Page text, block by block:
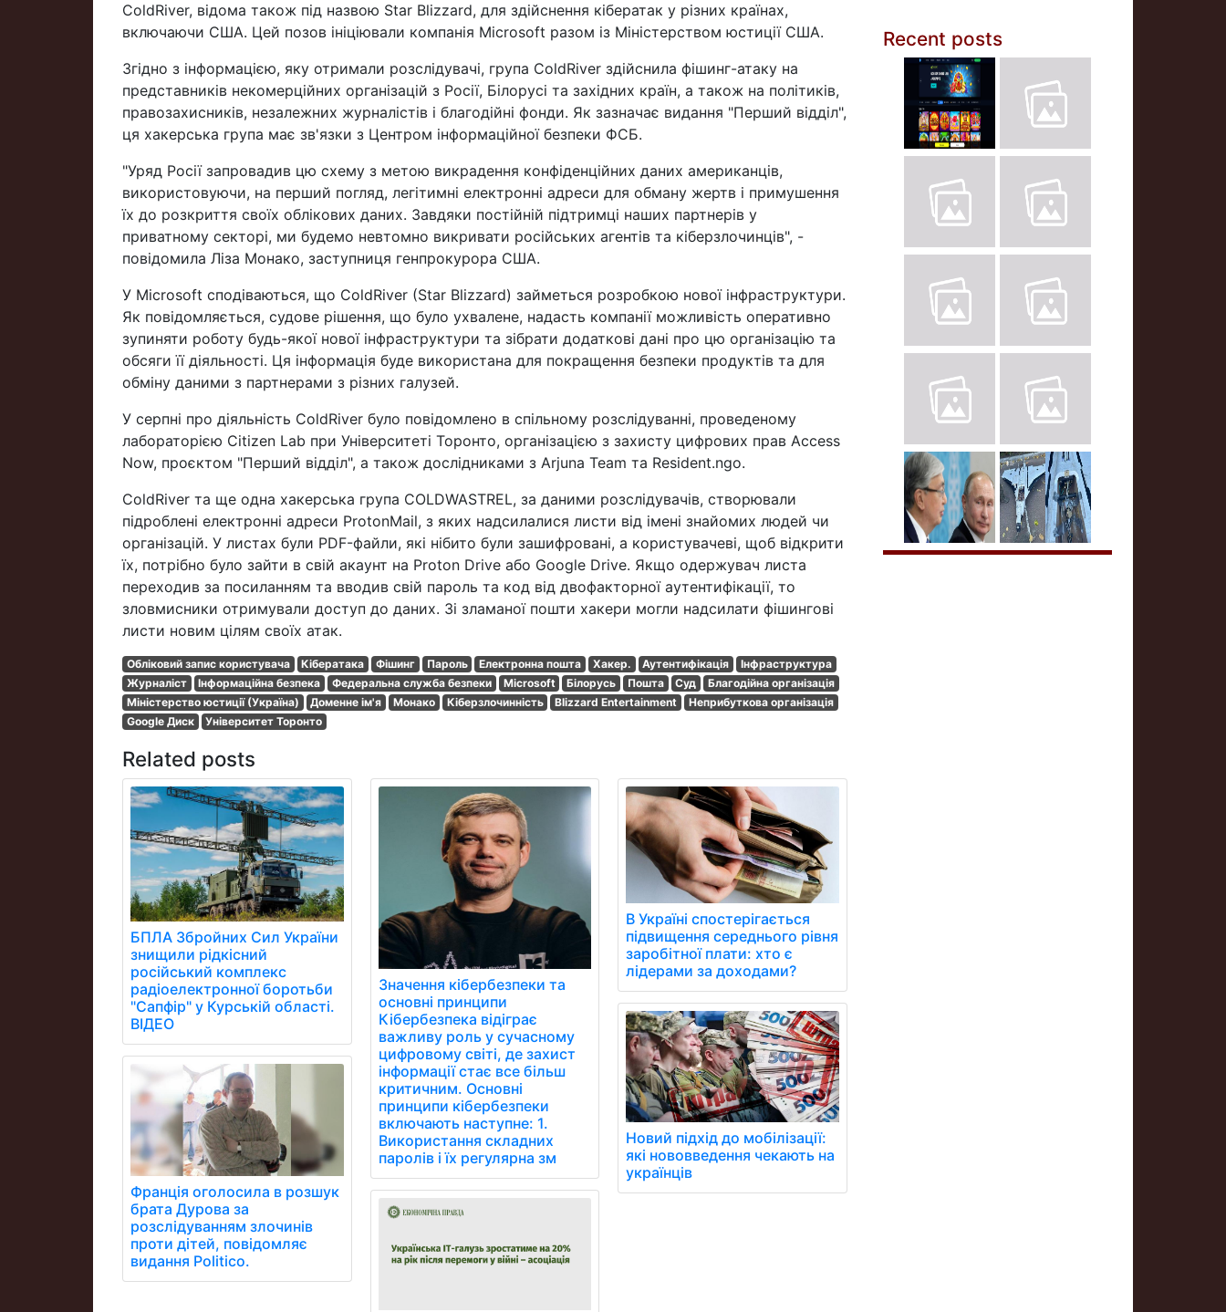
ColdRiver, відома також під назвою Star Blizzard, для здійснення кібератак у різних країнах,
включаючи США. Цей позов ініціювали компанія Microsoft разом із Міністерством юстиції США.
Згідно з інформацією, яку отримали розслідувачі, група ColdRiver здійснила фішинг-атаку на
представників некомерційних організацій з Росії, Білорусі та західних країн, а також на політиків,
правозахисників, незалежних журналістів і благодійні фонди. Як зазначає видання "Перший відділ",
ця хакерська група має зв'язки з Центром інформаційної безпеки ФСБ.
"Уряд Росії запровадив цю схему з метою викрадення конфіденційних даних американців,
використовуючи, на перший погляд, легітимні електронні адреси для обману жертв і примушення
їх до розкриття своїх облікових даних. Завдяки постійній підтримці наших партнерів у
приватному секторі, ми будемо невтомно викривати російських агентів та кіберзлочинців", -
повідомила Ліза Монако, заступниця генпрокурора США.
У Microsoft сподіваються, що ColdRiver (Star Blizzard) займеться розробкою нової інфраструктури.
Як повідомляється, судове рішення, що було ухвалене, надасть компанії можливість оперативно
зупиняти роботу будь-якої нової інфраструктури та зібрати додаткові дані про цю організацію та
обсяги її діяльності. Ця інформація буде використана для покращення безпеки продуктів та для
обміну даними з партнерами з різних галузей.
У серпні про діяльність ColdRiver було повідомлено в спільному розслідуванні, проведеному
лабораторією Citizen Lab при Університеті Торонто, організацією з захисту цифрових прав Access
Now, проєктом "Перший відділ", а також дослідниками з Arjuna Team та Resident.ngo.
ColdRiver та ще одна хакерська група COLDWASTREL, за даними розслідувачів, створювали
підроблені електронні адреси ProtonMail, з яких надсилалися листи від імені знайомих людей чи
організацій. У листах були PDF-файли, які нібито були зашифровані, а користувачеві, щоб відкрити
їх, потрібно було зайти в свій акаунт на Proton Drive або Google Drive. Якщо одержувач листа
переходив за посиланням та вводив свій пароль та код від двофакторної аутентифікації, то
зловмисники отримували доступ до даних. Зі зламаної пошти хакери могли надсилати фішингові
листи новим цілям своїх атак.
Обліковий запис користувача Кібератака Фішинг Пароль Електронна пошта Хакер. Аутентифікація
Інфраструктура
Журналіст
Інформаційна безпека Федеральна служба безпеки Microsoft Білорусь Пошта Суд
Благодійна організація
Міністерство юстиції (Україна)
Доменне ім'я Монако Кіберзлочинність Blizzard Entertainment
Неприбуткова організація
Google Диск
Університет Торонто
Related posts
БПЛА Збройних Сил України
знищили рідкісний
російський комплекс
радіоелектронної боротьби
"Сапфір" у Курській області.
ВІДЕО
Франція оголосила в розшук
брата Дурова за
розслідуванням злочинів
проти дітей, повідомляє
видання Politico.
Значення кібербезпеки та
основні принципи
Кібербезпека відіграє
важливу роль у сучасному
цифровому світі, де захист
інформації стає все більш
критичним. Основні
принципи кібербезпеки
включають наступне: 1.
Використання складних
паролів і їх регулярна зм
В Україні спостерігається
підвищення середнього рівня
заробітної плати: хто є
лідерами за доходами?
Новий підхід до мобілізації:
які нововведення чекають на
українців
Recent posts